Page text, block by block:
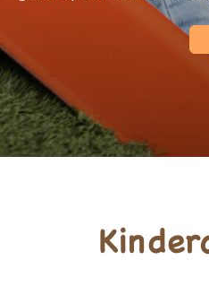
jaar)
Offerte
eigen bijdrage